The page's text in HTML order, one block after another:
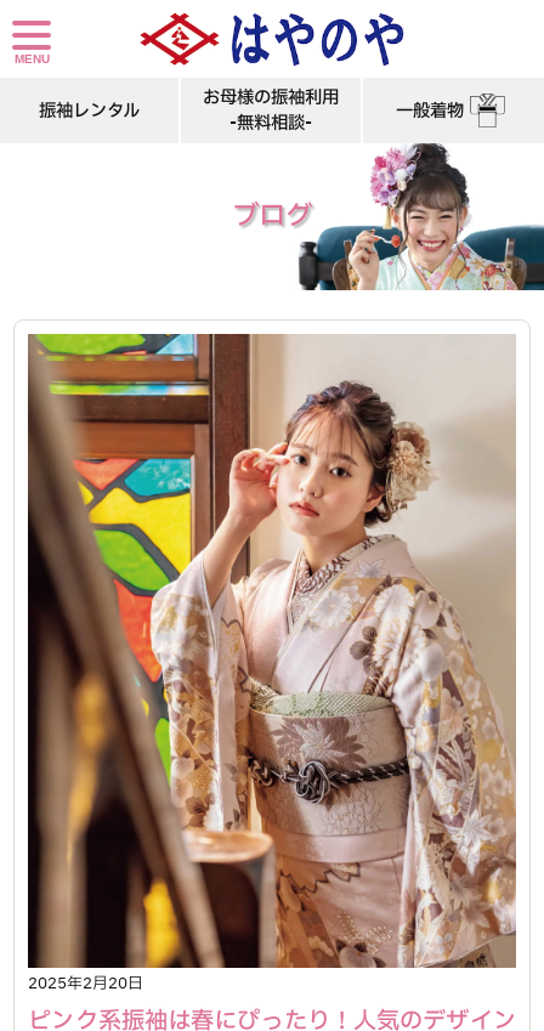
振袖レンタル
お母様の振袖利用
-無料相談-
一般着物
ブログ
2025年2月20日
ピンク系振袖は春にぴったり！人気のデザイン